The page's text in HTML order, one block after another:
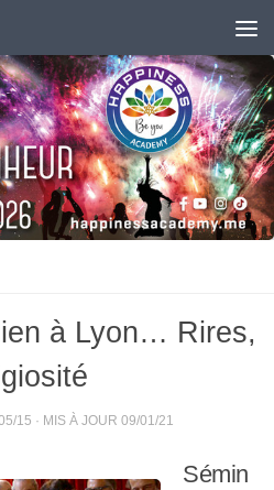
à Lyon… Rires,
15 · MIS À JOUR 09/01/21
Sémin